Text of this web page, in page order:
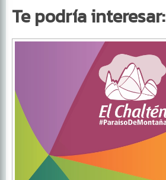
Te podría interesar: